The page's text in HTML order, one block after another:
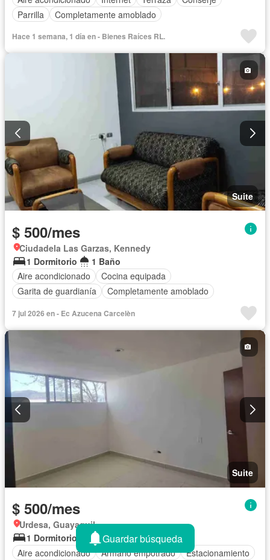
Parrilla
Completamente amoblado
Hace 1 semana, 1 día en - Bienes Raíces RL.
Suite
$ 500/mes
Ciudadela Las Garzas, Kennedy
1 Dormitorio
1 Baño
Aire acondicionado
Cocina equipada
Garita de guardianía
Completamente amoblado
7 jul 2026 en - Ec Azucena Carcelèn
Suite
$ 500/mes
Urdesa, Guayaquil
1 Dormitorio
1 Baño
50 m²
Aire acondicionado
Armario empotrado Estacionamiento
Guardar búsqueda